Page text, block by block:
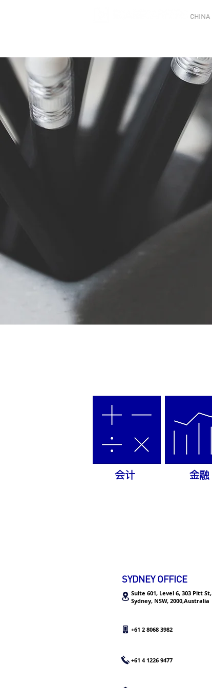
CHINA
会计 金融
SYDNEY OFFICE
Suite 601, Level 6, 303 Pitt St,
Sydney, NSW, 2000,Australia
+61 2 8068 3982
+61 4 1226 9477